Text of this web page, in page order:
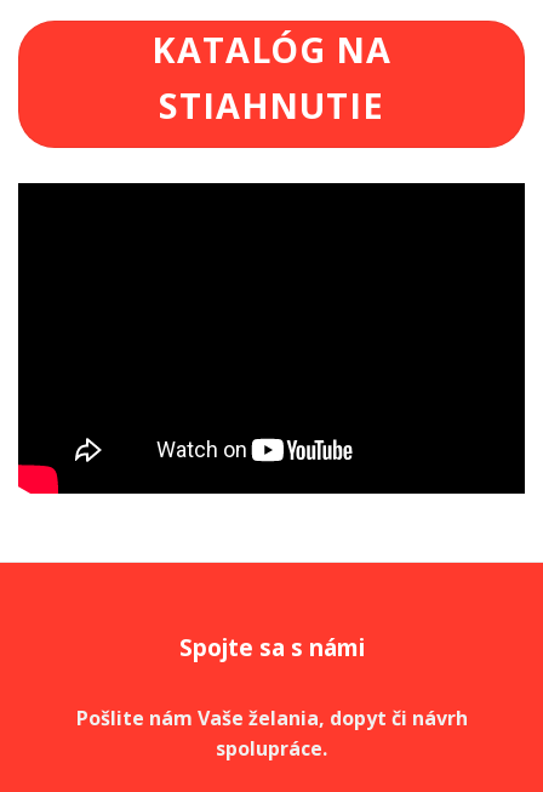
KATALÓG NA
STIAHNUTIE
Spojte sa s námi
Pošlite nám Vaše želania, dopyt či návrh
spolupráce.